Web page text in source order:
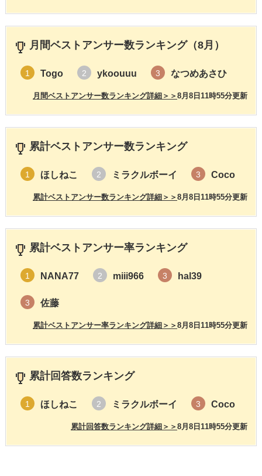
月間ベストアンサー数ランキング（8月）
1 Togo 2 ykoouuu 3 なつめあさひ
8月8日11時55分更新
月間ベストアンサー数ランキング詳細＞＞
累計ベストアンサー数ランキング
1 ほしねこ 2 ミラクルボーイ 3 Coco
8月8日11時55分更新
累計ベストアンサー数ランキング詳細＞＞
累計ベストアンサー率ランキング
1 NANA77 2 miii966 3 hal39
3 佐藤
8月8日11時55分更新
累計ベストアンサー率ランキング詳細＞＞
累計回答数ランキング
1 ほしねこ 2 ミラクルボーイ 3 Coco
8月8日11時55分更新
累計回答数ランキング詳細＞＞